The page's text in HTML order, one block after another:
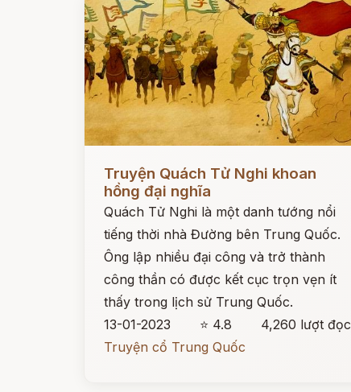
Truyện Quách Tử Nghi khoan
hồng đại nghĩa
Quách Tử Nghi là một danh tướng nổi
tiếng thời nhà Đường bên Trung Quốc.
Ông lập nhiều đại công và trở thành
công thần có được kết cục trọn vẹn ít
thấy trong lịch sử Trung Quốc.
13-01-2023
⭐ 4.8
4,260 lượt đọc
Truyện cổ Trung Quốc